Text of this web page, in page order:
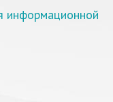
информационной